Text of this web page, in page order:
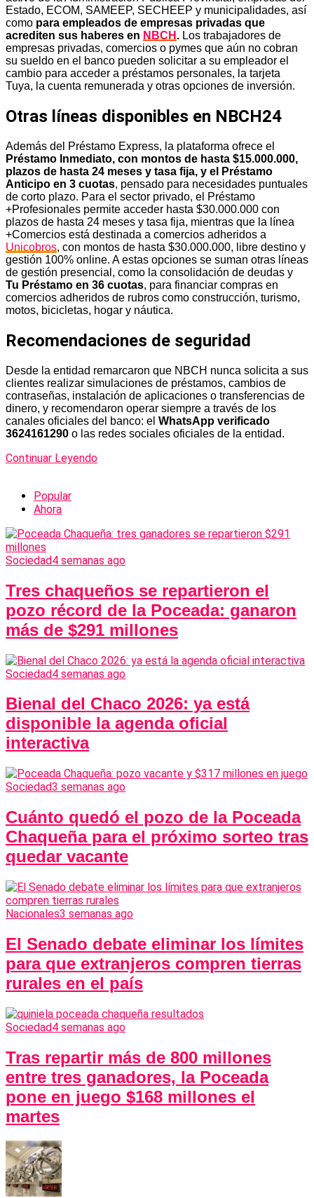
Estado, ECOM, SAMEEP, SECHEEP y municipalidades, así
como para empleados de empresas privadas que
acrediten sus haberes en NBCH . Los trabajadores de
empresas privadas, comercios o pymes que aún no cobran
su sueldo en el banco pueden solicitar a su empleador el
cambio para acceder a préstamos personales, la tarjeta
Tuya, la cuenta remunerada y otras opciones de inversión.
Otras líneas disponibles en NBCH24
Además del Préstamo Express, la plataforma ofrece el
Préstamo Inmediato, con montos de hasta $15.000.000,
plazos de hasta 24 meses y tasa fija, y el Préstamo
Anticipo en 3 cuotas, pensado para necesidades puntuales
de corto plazo. Para el sector privado, el Préstamo
+Profesionales permite acceder hasta $30.000.000 con
plazos de hasta 24 meses y tasa fija, mientras que la línea
+Comercios está destinada a comercios adheridos a
Unicobros, con montos de hasta $30.000.000, libre destino y
gestión 100% online. A estas opciones se suman otras líneas
de gestión presencial, como la consolidación de deudas y
Tu Préstamo en 36 cuotas, para financiar compras en
comercios adheridos de rubros como construcción, turismo,
motos, bicicletas, hogar y náutica.
Recomendaciones de seguridad
Desde la entidad remarcaron que NBCH nunca solicita a sus
clientes realizar simulaciones de préstamos, cambios de
contraseñas, instalación de aplicaciones o transferencias de
dinero, y recomendaron operar siempre a través de los
canales oficiales del banco: el WhatsApp verificado
3624161290 o las redes sociales oficiales de la entidad.
Continuar Leyendo
Popular
Ahora
Sociedad4 semanas ago
Tres chaqueños se repartieron el
pozo récord de la Poceada: ganaron
más de $291 millones
Sociedad4 semanas ago
Bienal del Chaco 2026: ya está
disponible la agenda oficial
interactiva
Sociedad3 semanas ago
Cuánto quedó el pozo de la Poceada
Chaqueña para el próximo sorteo tras
quedar vacante
Nacionales3 semanas ago
El Senado debate eliminar los límites
para que extranjeros compren tierras
rurales en el país
Sociedad4 semanas ago
Tras repartir más de 800 millones
entre tres ganadores, la Poceada
pone en juego $168 millones el
martes